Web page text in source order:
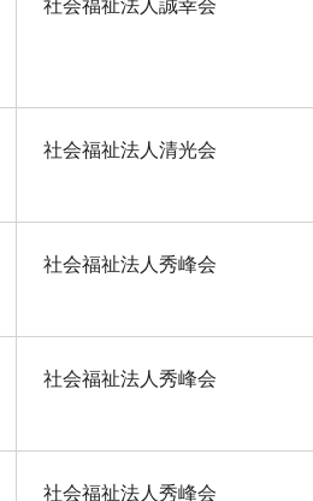
社会福祉法人誠幸会
社会福祉法人清光会
社会福祉法人秀峰会
社会福祉法人秀峰会
社会福祉法人秀峰会